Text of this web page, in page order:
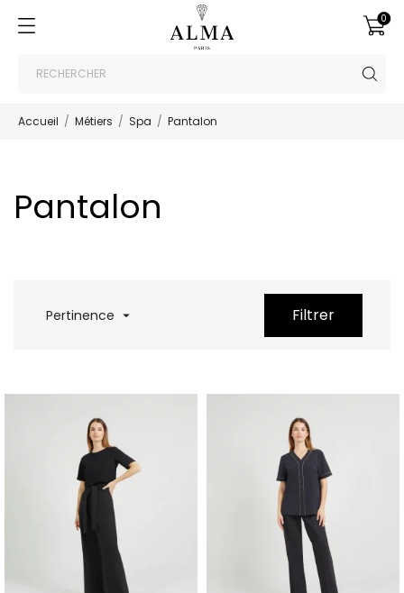
0
Accueil Métiers Spa Pantalon
Pantalon
Pertinence  Filtrer